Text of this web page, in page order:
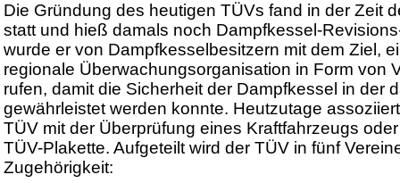
Die Gründung des heutigen TÜVs fand in der Zeit
statt und hieß damals noch Dampfkessel-
wurde er von Dampfkesselbesitzern mit dem Ziel,
regionale Überwachungsorganisation in Form von
rufen, damit die Sicherheit der Dampfkessel in der
gewährleistet werden konnte. Heutzutage
TÜV mit der Überprüfung eines Kraftfahrzeugs
TÜV-Plakette. Aufgeteilt wird der TÜV in fünf
Zugehörigkeit: